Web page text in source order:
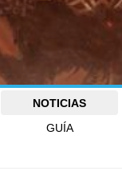
NOTICIAS
GUÍA